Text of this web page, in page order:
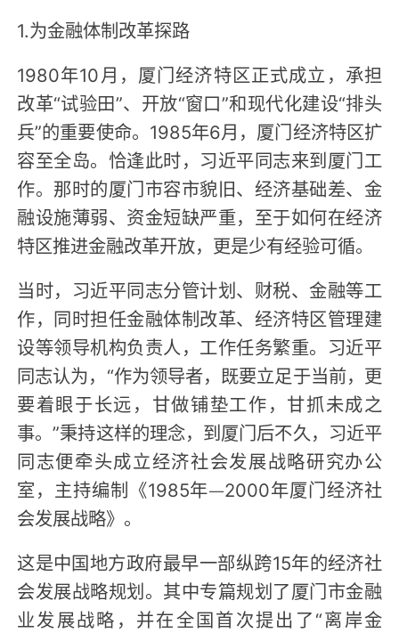
1.为金融体制改革探路
1980年10月，厦门经济特区正式成立，承担
改革“试验田”、开放“窗口”和现代化建设“排头
兵”的重要使命。1985年6月，厦门经济特区扩
容至全岛。恰逢此时，习近平同志来到厦门工
作。那时的厦门市容市貌旧、经济基础差、金
融设施薄弱、资金短缺严重，至于如何在经济
特区推进金融改革开放，更是少有经验可循。
当时，习近平同志分管计划、财税、金融等工
作，同时担任金融体制改革、经济特区管理建
设等领导机构负责人，工作任务繁重。习近平
同志认为，“作为领导者，既要立足于当前，更
要着眼于长远，甘做铺垫工作，甘抓未成之
事。”秉持这样的理念，到厦门后不久，习近平
同志便牵头成立经济社会发展战略研究办公
室，主持编制《1985年—2000年厦门经济社
会发展战略》。
这是中国地方政府最早一部纵跨15年的经济社
会发展战略规划。其中专篇规划了厦门市金融
业发展战略，并在全国首次提出了“离岸金